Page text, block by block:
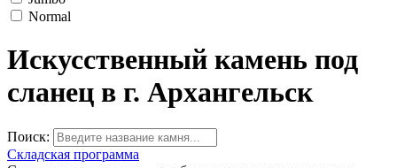
Normal
Искусственный камень под
сланец в г. Архангельск
Поиск:
Складская программа